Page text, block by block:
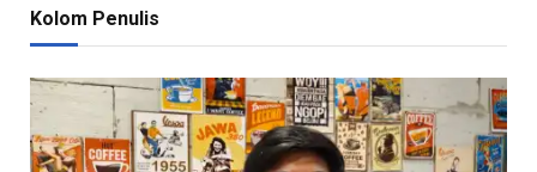
Kolom Penulis